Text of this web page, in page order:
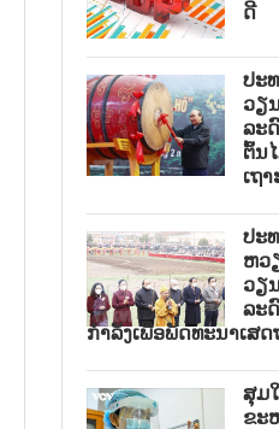
ດີ
ປະ
ວຽ
ລະ
ຕົ້ນ
ເຖາ
ປະ
ຫວ
ວຽ
ລະ
ກຳລັງເພື່ອພັດທະນາເສ
ສຸມ
ຂະ